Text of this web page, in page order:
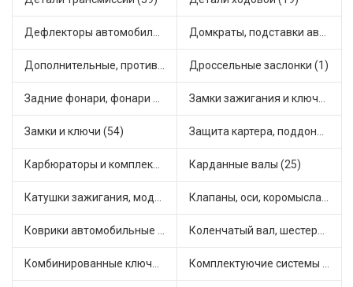
Дефлекторы автомобильные (4) Домкраты, подставки автомобильные (1)
Дополнительные, противотуманные фары (2) Дроссельные заслонки (1)
Задние фонари, фонари видимости (5) Замки зажигания и ключи (11)
Замки и ключи (54) Защита картера, поддона, КПП (3)
Карбюраторы и комплектующие (32) Карданные валы (25)
Катушки зажигания, модули зажигания (3) Клапаны, оси, коромысла (14)
Коврики автомобильные (7) Коленчатый вал, шестерни коленчатого вала (9)
Комбинированные ключи (3) Комплектуючие системы стеклоочистителя (9)